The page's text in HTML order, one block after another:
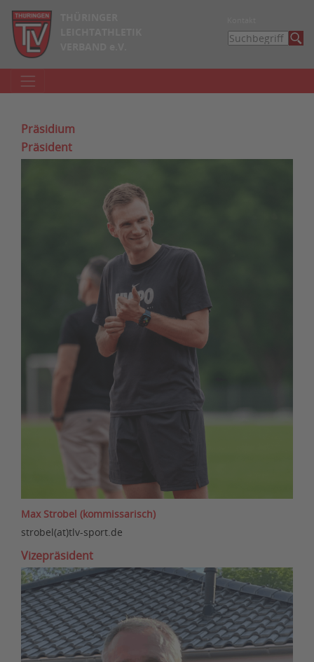
Präsidium
Präsident
Max Strobel (kommissarisch)
strobel(at)tlv-sport.de
Vizepräsident